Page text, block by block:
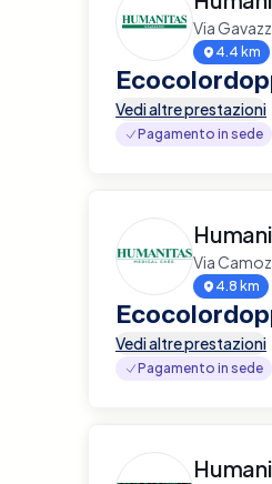
Via
4.4 km
Vedi altre prestazioni
Pagamento in sede
Via
4.8 km
Vedi altre prestazioni
Pagamento in sede